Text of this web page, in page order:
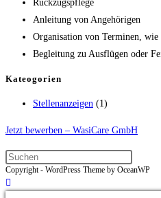
Rückzugspflege
Anleitung von Angehörigen
Organisation von Terminen, wie
Begleitung zu Ausflügen oder
Kateogorien
Stellenanzeigen (1)
Jetzt bewerben – WasiCare GmbH
Copyright - WordPress Theme by OceanWP